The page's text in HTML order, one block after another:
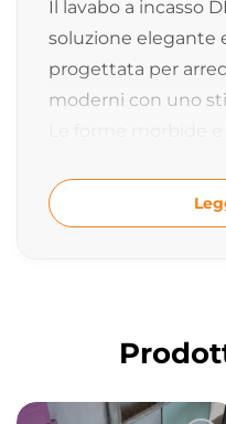
Il lavabo a incasso
soluzione elegante
progettata per
moderni con uno
pratico e
composizioni
Giancarlo
bagno
pure, proporzioni